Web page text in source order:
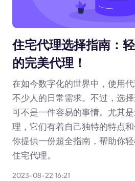
住宅代理选择指南：
的完美代理！
在如今数字化的世界中，使用
不少人的日常需求。不过，选
可不是一件容易的事情。尤其
理，它们有着自己独特的特点
你提供一份超全指南，帮助你
住宅代理。
2023-08-22 16:21